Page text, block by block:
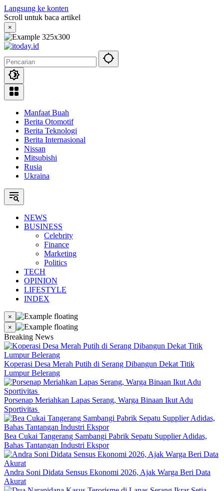
Langsung ke konten
Scroll untuk baca artikel
×
Manfaat Buah
Berita Otomotif
Berita Teknologi
Berita Internasional
Nissan
Mitsubishi
Rusia
Ukraina
NEWS
BUSINESS
Celebrity
Finance
Marketing
Politics
TECH
OPINION
LIFESTYLE
INDEX
×
×
Breaking News
Koperasi Desa Merah Putih di Serang Dibangun Dekat Titik
Lumpur Belerang
Porsenap Meriahkan Lapas Serang, Warga Binaan Ikut Adu
Sportivitas
Bea Cukai Tangerang Sambangi Pabrik Sepatu Supplier Adidas,
Bahas Tantangan Industri Ekspor
Andra Soni Didata Sensus Ekonomi 2026, Ajak Warga Beri Data
Akurat